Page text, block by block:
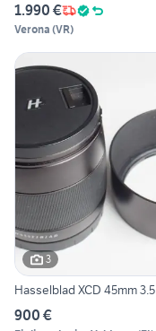
1.990 €
Verona (VR)
3
Hasselblad XCD 45mm 3.5
900 €